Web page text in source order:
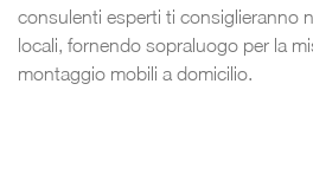
consulenti esperti ti consiglieranno
locali, fornendo sopraluogo per la
montaggio mobili a domicilio.